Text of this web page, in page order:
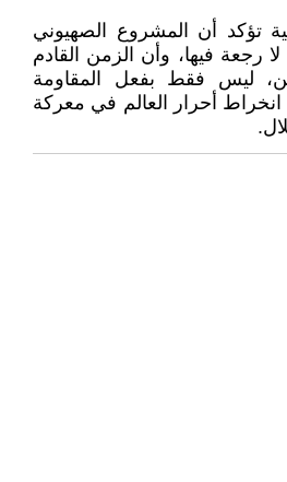
تؤكد أن المشروع الصهيوني
رجعة فيها، وأن الزمن القادم
ليس فقط بفعل المقاومة
انخراط أحرار العالم في معركة